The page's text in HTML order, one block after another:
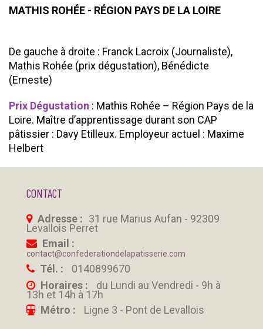
MATHIS ROHÉE - RÉGION PAYS DE LA LOIRE
De gauche à droite : Franck Lacroix (Journaliste),
Mathis Rohée (prix dégustation), Bénédicte
(Erneste)
Prix Dégustation : Mathis Rohée – Région Pays de la
Loire. Maître d’apprentissage durant son CAP
pâtissier : Davy Etilleux. Employeur actuel : Maxime
Helbert
CONTACT
Adresse : 31 rue Marius Aufan - 92309
Levallois Perret
Email :
contact@confederationdelapatisserie.com
Tél. :
0140899670
Horaires :
du Lundi au Vendredi - 9h à
13h et 14h à 17h
Métro :
Ligne 3 - Pont de Levallois